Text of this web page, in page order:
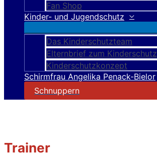
Fan Shop
Kinder- und Jugendschutz
Das Kinderschutzteam
Elternbrief zum Kinderschutz
Kinderschutzkonzept
Schirmfrau Angelika Penack-Bielor
Schnuppern
Trainer